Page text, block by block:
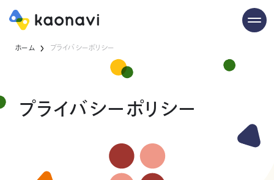
ホーム プライバシーポリシー
プライバシーポリシー